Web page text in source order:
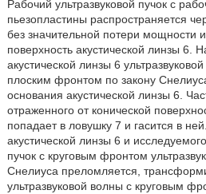
Рабочий ультразвуковой пучок с
пьезопластины распространяется
без значительной потери мощности
поверхность акустической линзы 6.
акустической линзы 6
плоским фронтом по закону
основания акустической линзы 6.
отраженного от конической
попадает в ловушку 7 и гасится в
акустической линзы 6 и
пучок с круговым фронтом
Снелиуса преломляется,
ультразвуковой волны с круговым